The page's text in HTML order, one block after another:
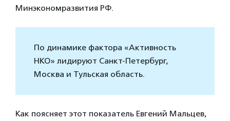
Минэкономразвития РФ.
По динамике фактора «Активность
НКО» лидируют Санкт-Петербург,
Москва и Тульская область.
Как поясняет этот показатель Евгений Мальцев,